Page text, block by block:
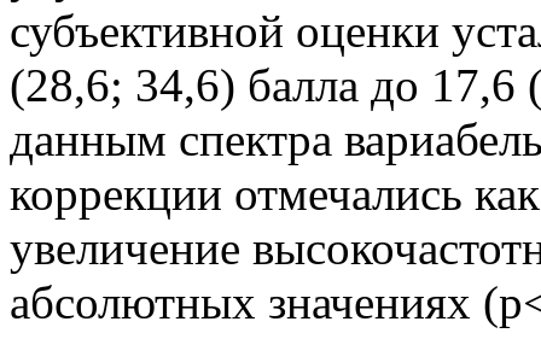
субъективной оценки
(28,6; 34,6) балла до
данным спектра
коррекции отмечались
увеличение
абсолютных значениях